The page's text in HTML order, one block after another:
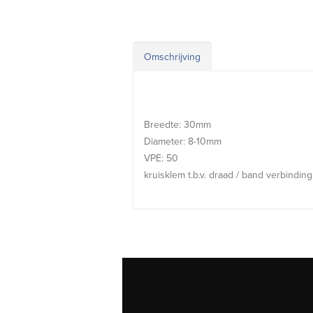
Omschrijving
Breedte: 30mm
Diameter: 8-10mm
VPE: 50
kruisklem t.b.v. draad / band verbinding